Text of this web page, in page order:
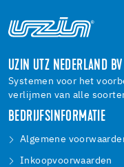
UZIN UTZ NEDERLAND BV
Systemen voor het
verlijmen van alle
BEDRIJFSINFORMATIE
Algemene
Inkoopvoorwaarden